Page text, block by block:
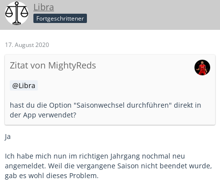
Libra
Fortgeschrittener
17. August 2020
Zitat von MightyReds
Libra
hast du die Option "Saisonwechsel durchführen" direkt in
der App verwendet?
Ja
Ich habe mich nun im richtigen Jahrgang nochmal neu
angemeldet. Weil die vergangene Saison nicht beendet wurde,
gab es wohl dieses Problem.